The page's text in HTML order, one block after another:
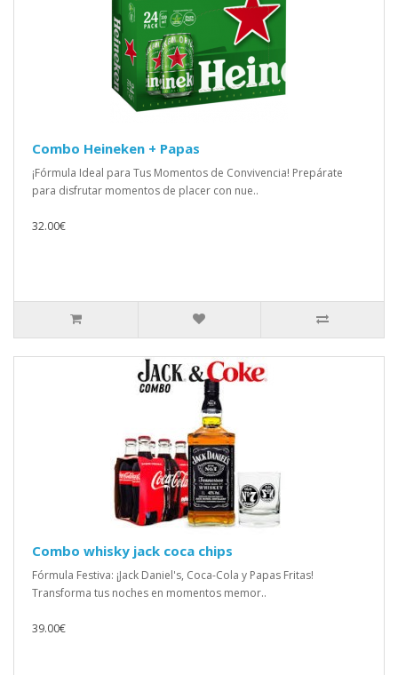
Combo Heineken + Papas
¡Fórmula Ideal para Tus Momentos de Convivencia! Prepárate
para disfrutar momentos de placer con nue..
32.00€
Combo whisky jack coca chips
Fórmula Festiva: ¡Jack Daniel's, Coca-Cola y Papas Fritas!
Transforma tus noches en momentos memor..
39.00€